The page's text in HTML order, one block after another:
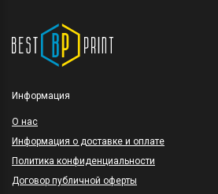
Информация
O нас
Информация о доставке и оплате
Политика конфиденциальности
Договор публичной оферты